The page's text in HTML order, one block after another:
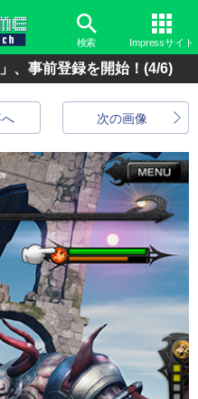
検索 Impressサイト
、事前登録を開始！ (4/6)
次の画像